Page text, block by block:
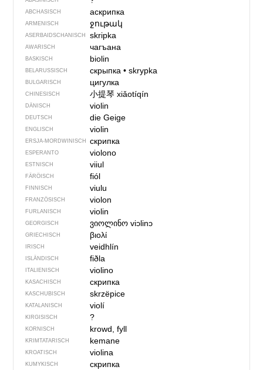
ABCHASISCH аскрипка
ARMENISCH ջութակ
ASERBAIDSCHANISCH skripka
AWARISCH чагъана
BASKISCH biolin
BELARUSSISCH скрыпка• skrypka
BULGARISCH цигулка
CHINESISCH 小提琴xiǎotíqín
DÄNISCH violin
DEUTSCH die Geige
ENGLISCH violin
ERSJA-MORDWINISCH скрипка
ESPERANTO violono
ESTNISCH viiul
FÄRÖISCH fiól
FINNISCH viulu
FRANZÖSISCH violon
FURLANISCH violin
GEORGISCH ვიოლინოviɔlinɔ
GRIECHISCH βιολί
IRISCH veidhlín
ISLÄNDISCH fiðla
ITALIENISCH violino
KASACHISCH скрипка
KASCHUBISCH skrzëpice
KATALANISCH violí
KIRGISISCH ?
KORNISCH krowd, fyll
KRIMTATARISCH kemane
KROATISCH violina
KUMYKISCH скрипка